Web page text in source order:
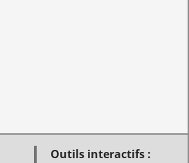
Outils interactifs :